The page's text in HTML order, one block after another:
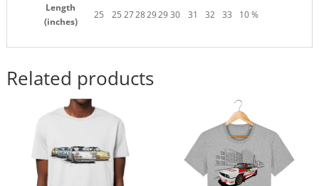
Length
(inches)
25 25 2728292930 31 32 33 10 %
Related products